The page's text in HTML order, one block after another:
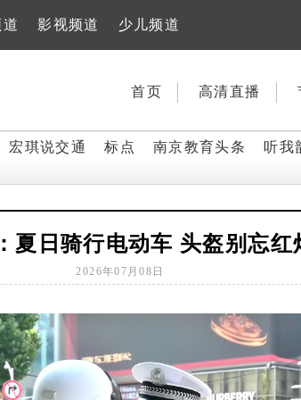
影视频道 少儿频道
首页 高清直播
宏琪说交通 标点 南京教育头条 听我
夏日骑行电动车 头盔别忘红
2026年07月08日